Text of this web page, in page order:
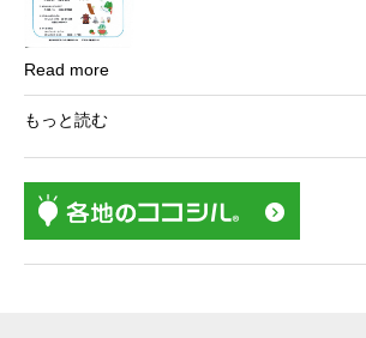
Read more
もっと読む